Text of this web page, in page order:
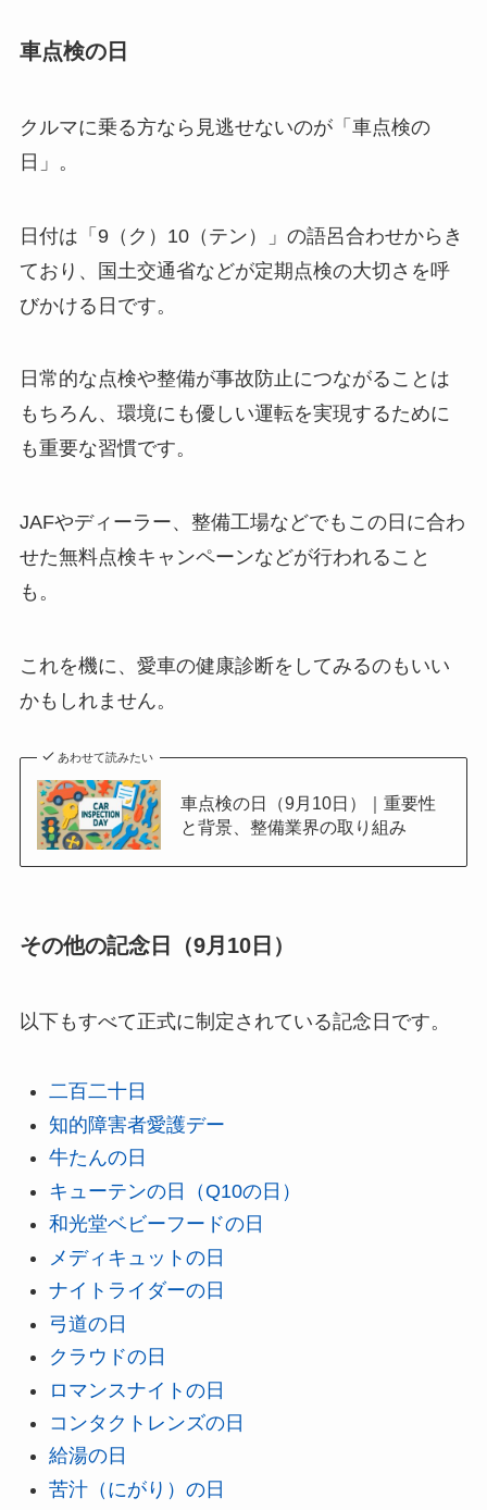
車点検の日
クルマに乗る方なら見逃せないのが「車点検の
日」。
日付は「9（ク）10（テン）」の語呂合わせからき
ており、国土交通省などが定期点検の大切さを呼
びかける日です。
日常的な点検や整備が事故防止につながることは
もちろん、環境にも優しい運転を実現するために
も重要な習慣です。
JAFやディーラー、整備工場などでもこの日に合わ
せた無料点検キャンペーンなどが行われること
も。
これを機に、愛車の健康診断をしてみるのもいい
かもしれません。
あわせて読みたい
車点検の日（9月10日）｜重要性
と背景、整備業界の取り組み
その他の記念日（9月10日）
以下もすべて正式に制定されている記念日です。
二百二十日
知的障害者愛護デー
牛たんの日
キューテンの日（Q10の日）
和光堂ベビーフードの日
メディキュットの日
ナイトライダーの日
弓道の日
クラウドの日
ロマンスナイトの日
コンタクトレンズの日
給湯の日
苦汁（にがり）の日